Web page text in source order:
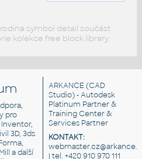
symbol detail součást
kolekce free block library
pro
Inventor,
3D, 3ds
a další
ARKANCE (CAD
Studio) - Autodesk
Platinum Partner &
Training Center &
Services Partner
KONTAKT:
| tel. +420 910 970 111